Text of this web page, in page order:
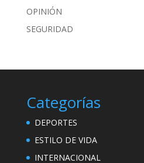
OPINIÓN
SEGURIDAD
Categorías
DEPORTES
ESTILO DE VIDA
INTERNACIONAL